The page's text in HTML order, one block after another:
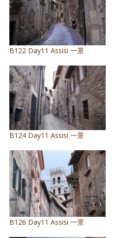
B122 Day11 Assisi 一景
B124 Day11 Assisi 一景
B126 Day11 Assisi 一景